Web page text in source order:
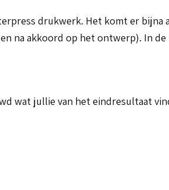
drukwerk. Het komt er bijna
na akkoord op het ontwerp). In
wat jullie van het eindresultaat